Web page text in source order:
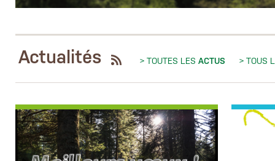
Actualités > TOUTES LES ACTUS > TOUS